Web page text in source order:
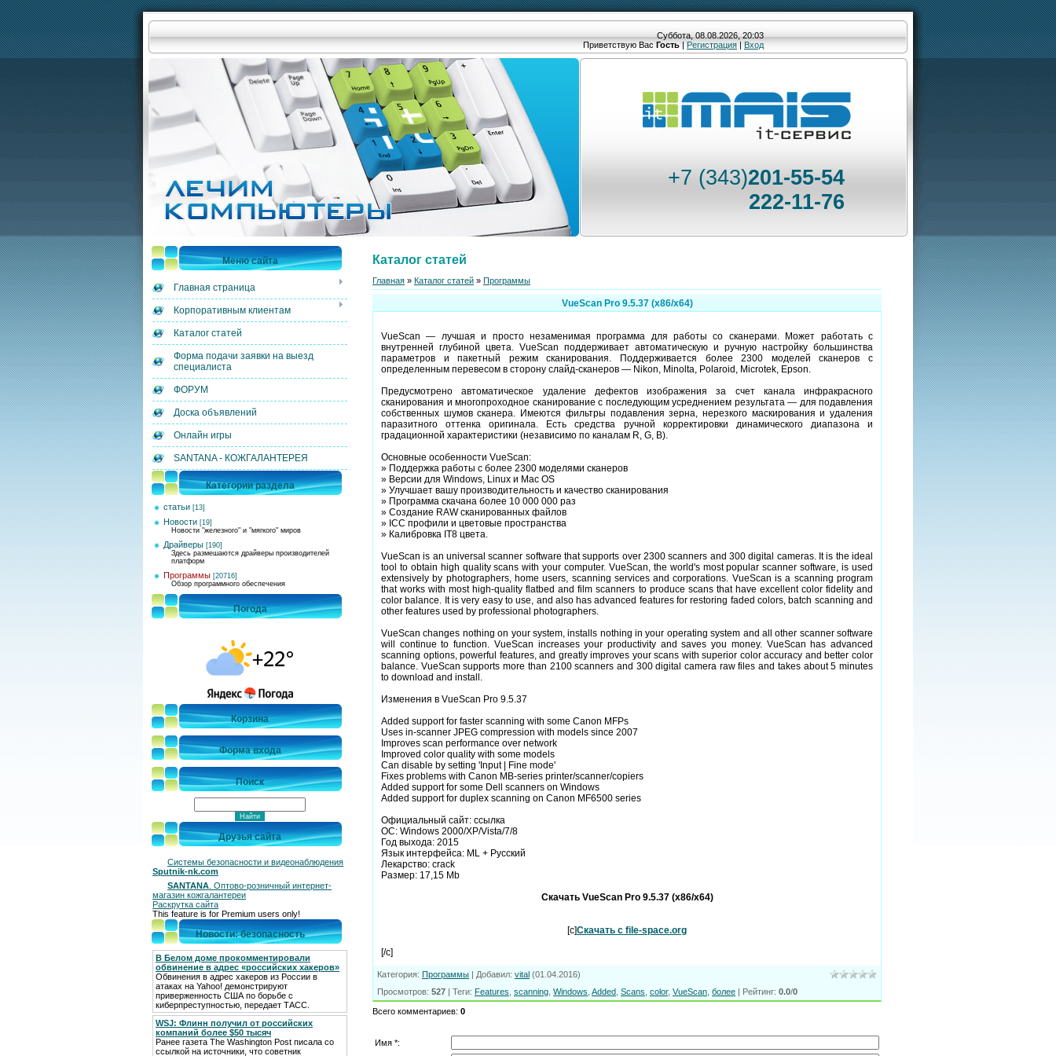
Суббота, 08.08.2026, 20:03
Приветствую Вас Гость | Регистрация | Вход
+7 (343)201-55-54
222-11-76
Меню сайта
Главная страница
Корпоративным клиентам
Каталог статей
Форма подачи заявки на выезд
специалиста
ФОРУМ
Доска объявлений
Онлайн игры
SANTANA - КОЖГАЛАНТЕРЕЯ
Категории раздела
статьи [13]
Новости [19]
Новости "железного" и "мягкого" миров
Драйверы [190]
Здесь размешаются драйверы производителей
платформ
Программы [20716]
Обзор программного обеспечения
Погода
Корзина
Форма входа
Поиск
Друзья сайта
Системы безопасности и видеонаблюдения
Sputnik-nk.com
SANTANA . Оптово-розничный интернет-
магазин кожгалантереи
Раскрутка сайта
This feature is for Premium users only!
Новости: безопасность
В Белом доме прокомментировали
обвинение в адрес «российских хакеров»
Обвинения в адрес хакеров из России в
атаках на Yahoo! демонстрируют
приверженность США по борьбе с
киберпреступностью, передает ТАСС.
WSJ: Флинн получил от российских
компаний более $50 тысяч
Ранее газета The Washington Post писала со
ссылкой на источники, что советник
Каталог статей
Главная » Каталог статей » Программы
VueScan Pro 9.5.37 (x86/x64)
VueScan — лучшая и просто незаменимая программа для работы со сканерами. Может работать с
внутренней глубиной цвета. VueScan поддерживает автоматическую и ручную настройку большинства
параметров и пакетный режим сканирования. Поддерживается более 2300 моделей сканеров с
определенным перевесом в сторону слайд-сканеров — Nikon, Minolta, Polaroid, Microtek, Epson.
Предусмотрено автоматическое удаление дефектов изображения за счет канала инфракрасного
сканирования и многопроходное сканирование с последующим усреднением результата — для подавления
собственных шумов сканера. Имеются фильтры подавления зерна, нерезкого маскирования и удаления
паразитного оттенка оригинала. Есть средства ручной корректировки динамического диапазона и
градационной характеристики (независимо по каналам R, G, B).
Основные особенности VueScan:
» Поддержка работы с более 2300 моделями сканеров
» Версии для Windows, Linux и Mac OS
» Улучшает вашу производительность и качество сканирования
» Программа скачана более 10 000 000 раз
» Создание RAW сканированных файлов
» ICC профили и цветовые пространства
» Калибровка IT8 цвета.
VueScan is an universal scanner software that supports over 2300 scanners and 300 digital cameras. It is the ideal
tool to obtain high quality scans with your computer. VueScan, the world's most popular scanner software, is used
extensively by photographers, home users, scanning services and corporations. VueScan is a scanning program
that works with most high-quality flatbed and film scanners to produce scans that have excellent color fidelity and
color balance. It is very easy to use, and also has advanced features for restoring faded colors, batch scanning and
other features used by professional photographers.
VueScan changes nothing on your system, installs nothing in your operating system and all other scanner software
will continue to function. VueScan increases your productivity and saves you money. VueScan has advanced
scanning options, powerful features, and greatly improves your scans with superior color accuracy and better color
balance. VueScan supports more than 2100 scanners and 300 digital camera raw files and takes about 5 minutes
to download and install.
Изменения в VueScan Pro 9.5.37
Added support for faster scanning with some Canon MFPs
Uses in-scanner JPEG compression with models since 2007
Improves scan performance over network
Improved color quality with some models
Can disable by setting 'Input | Fine mode'
Fixes problems with Canon MB-series printer/scanner/copiers
Added support for some Dell scanners on Windows
Added support for duplex scanning on Canon MF6500 series
Официальный сайт: ссылка
ОC: Windows 2000/XP/Vista/7/8
Год выхода: 2015
Язык интерфейса: ML + Русский
Лекарство: crack
Размер: 17,15 Mb
Скачать VueScan Pro 9.5.37 (x86/x64)
[c]Скачать с file-space.org
[/c]
Категория: Программы Добавил: vital (01.04.2016)
Просмотров: 527 Теги: Features scanning Windows Added Scans color, VueScan более Рейтинг: 0.0/0
Всего комментариев: 0
Имя *: